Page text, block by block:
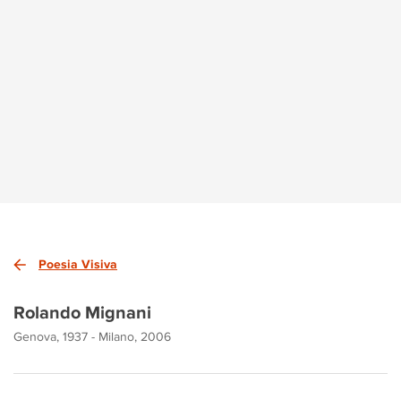
Poesia Visiva
Rolando Mignani
Genova, 1937 - Milano, 2006